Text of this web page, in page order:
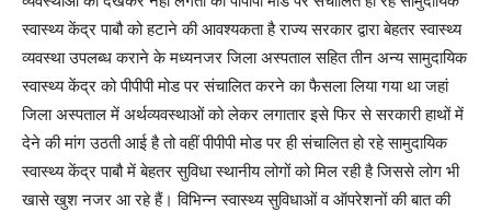
स्वास्थ्य केंद्र पाबौ को हटाने की आवश्यकता है राज्य सरकार द्वारा बेहतर स्वास्थ्य
व्यवस्था उपलब्ध कराने के मध्यनजर जिला अस्पताल सहित तीन अन्य सामुदायिक
स्वास्थ्य केंद्र को पीपीपी मोड पर संचालित करने का फैसला लिया गया था जहां
जिला अस्पताल में अर्थव्यवस्थाओं को लेकर लगातार इसे फिर से सरकारी हाथों में
देने की मांग उठती आई है तो वहीं पीपीपी मोड पर ही संचालित हो रहे सामुदायिक
स्वास्थ्य केंद्र पाबौ में बेहतर सुविधा स्थानीय लोगों को मिल रही है जिससे लोग भी
खासे खुश नजर आ रहे हैं। विभिन्न स्वास्थ्य सुविधाओं व ऑपरेशनों की बात की